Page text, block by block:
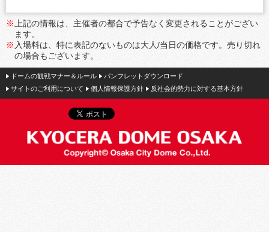
※ 上記の情報は、主催者の都合で予告なく変更されることがござい
ます。
※ 入場料は、特に表記のないものは大人/当日の価格です。売り切れ
の場合もございます。
ドームの観戦マナー＆ルール
パンフレットダウンロード
サイトのご利用について
個人情報保護方針 反社会的勢力に対する基本方針